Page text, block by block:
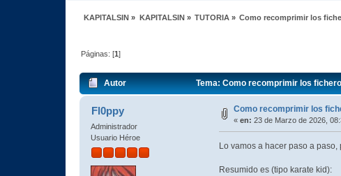
KAPITALSIN » KAPITALSIN» TUTORIA » Como recomprimir los
Páginas: [1]
Autor Tema: Como recomprimir los
Fl0ppy
Administrador
Usuario Héroe
Como recomprimir los
«en: 23 de Marzo de 2026,
Lo vamos a hacer paso a
Resumido es (tipo karate kid):